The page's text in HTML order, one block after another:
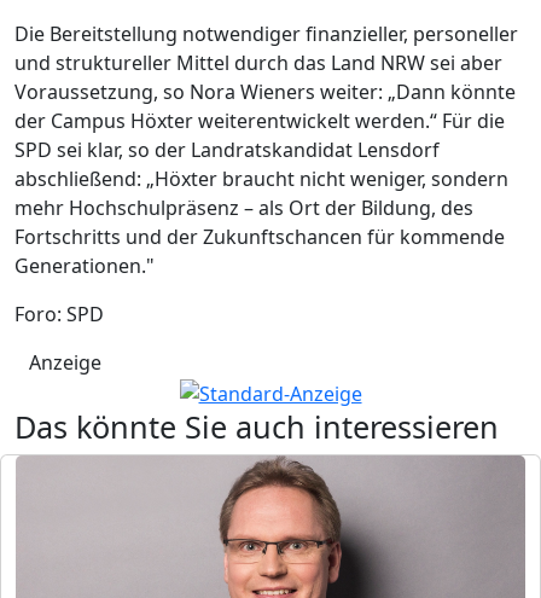
Die Bereitstellung notwendiger finanzieller, personeller
und struktureller Mittel durch das Land NRW sei aber
Voraussetzung, so Nora Wieners weiter: „Dann könnte
der Campus Höxter weiterentwickelt werden.“ Für die
SPD sei klar, so der Landratskandidat Lensdorf
abschließend: „Höxter braucht nicht weniger, sondern
mehr Hochschulpräsenz – als Ort der Bildung, des
Fortschritts und der Zukunftschancen für kommende
Generationen."
Foro: SPD
Anzeige
Das könnte Sie auch interessieren